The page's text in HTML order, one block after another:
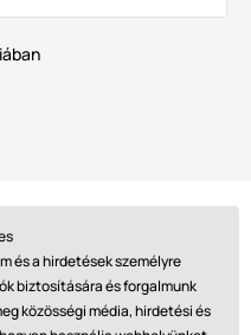
és a hirdetések személyre
biztosítására és forgalmunk
közösségi média, hirdetési és